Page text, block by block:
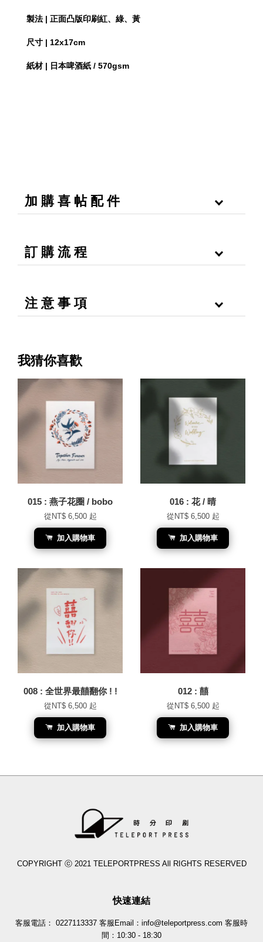
製法 | 正面凸版印刷紅、綠、黃
尺寸 | 12x17cm
紙材 | 日本啤酒紙 / 570gsm
加 購 喜 帖 配 件
訂 購 流 程
注 意 事 項
我猜你喜歡
015 : 燕子花圈 / bobo
從 NT$ 6,500 起
加入購物車
016 : 花 / 晴
從 NT$ 6,500 起
加入購物車
008 : 全世界最囍翻你 ! !
從 NT$ 6,500 起
加入購物車
012 : 囍
從 NT$ 6,500 起
加入購物車
COPYRIGHT ⓒ 2021 TELEPORTPRESS All RIGHTS RESERVED
快速連結
客服電話： 0227113337 客服Email：info@teleportpress.com 客服時
間：10:30 - 18:30